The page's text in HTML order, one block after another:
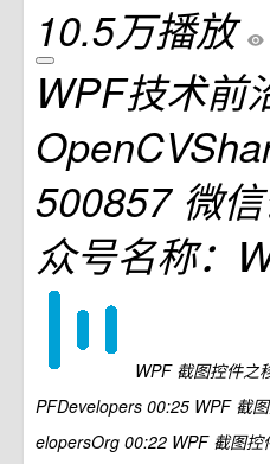
10.5万播放
WPF技术前
500857 微
众号名称：
WPF 截图控件之
PFDevelopers 00:25 WPF 截
elopersOrg 00:22 WPF 截图